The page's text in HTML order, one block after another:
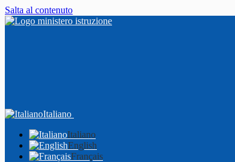
Salta al contenuto
Italiano
Italiano
English
Français